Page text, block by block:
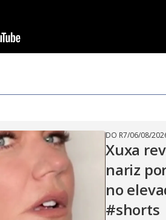
DO R7/06/08/
Xuxa
nariz
no
#shorts